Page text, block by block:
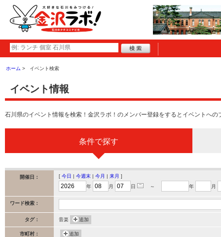
ホーム イベント検索
イベント情報
石川県のイベント情報を検索！金沢ラボ！のメンバー登録をするとイベントへ
条件で探す
開催日： [ 今日 | 今週末 | 今月 | 来月 ]
年
月 日 ～ 年 月
ワード検索：
タグ： 音楽 追加
市町村： 追加